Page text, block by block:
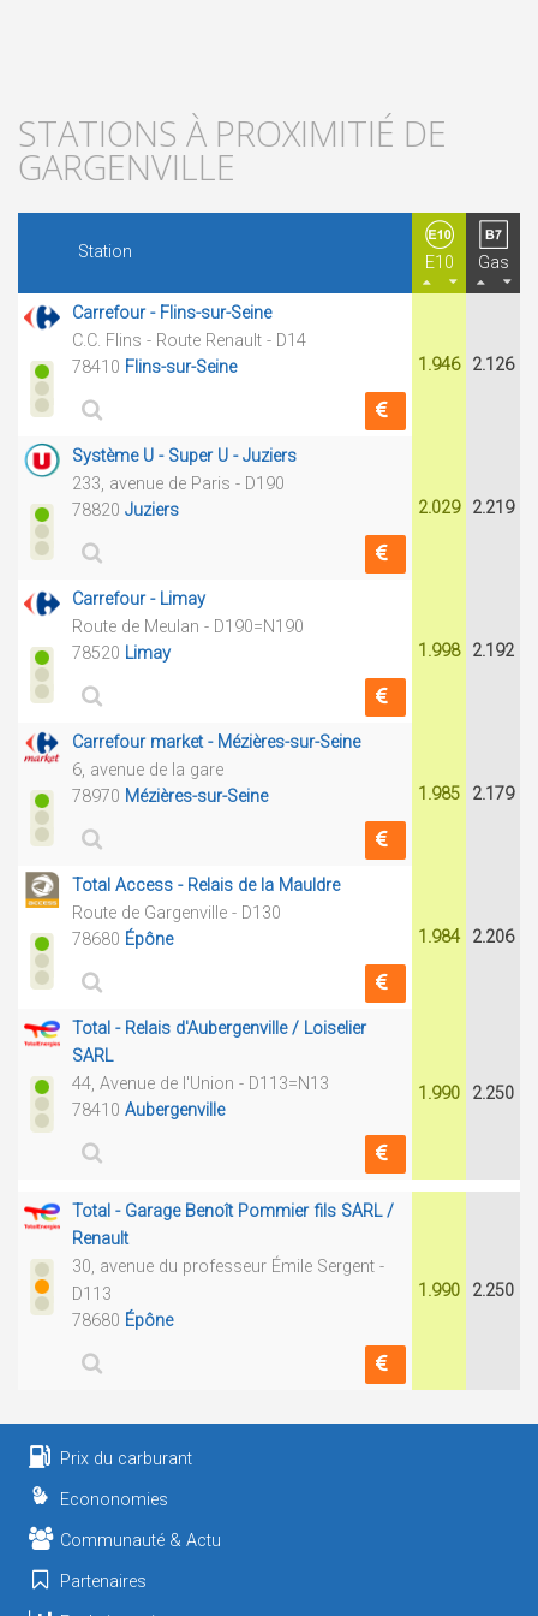
STATIONS À PROXIMITIÉ DE
GARGENVILLE
Station
E10 Gas
Carrefour - Flins-sur-Seine
C.C. Flins - Route Renault - D14
78410 Flins-sur-Seine 1.946 2.126
Système U - Super U - Juziers
233, avenue de Paris - D190
78820 Juziers 2.029 2.219
Carrefour - Limay
Route de Meulan - D190=N190
78520 Limay 1.998 2.192
Carrefour market - Mézières-sur-Seine
6, avenue de la gare
78970 Mézières-sur-Seine 1.985 2.179
Total Access - Relais de la Mauldre
Route de Gargenville - D130
78680 Épône 1.984 2.206
Total - Relais d'Aubergenville / Loiselier
SARL
44, Avenue de l'Union - D113=N13
78410 Aubergenville
1.990 2.250
Total - Garage Benoît Pommier fils SARL /
Renault
30, avenue du professeur Émile Sergent -
D113
78680 Épône
1.990 2.250
Prix du carburant
Econonomies
Communauté & Actu
Partenaires